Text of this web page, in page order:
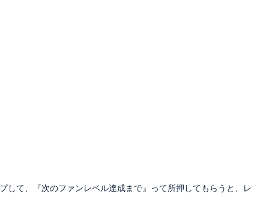
して、『次のファンレベル達成まで』って所押してもらうと、レ